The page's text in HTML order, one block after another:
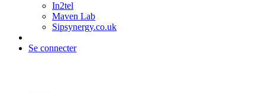
In2tel
Maven Lab
Sipsynergy.co.uk
Se connecter